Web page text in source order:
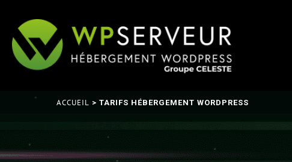
ACCUEIL > TARIFS HÉBERGEMENT WORDPRESS